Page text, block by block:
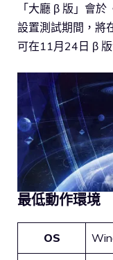
「大廳 β 版」會
設置測試期間，將
可在11月24日 β
最低動作環境
OS